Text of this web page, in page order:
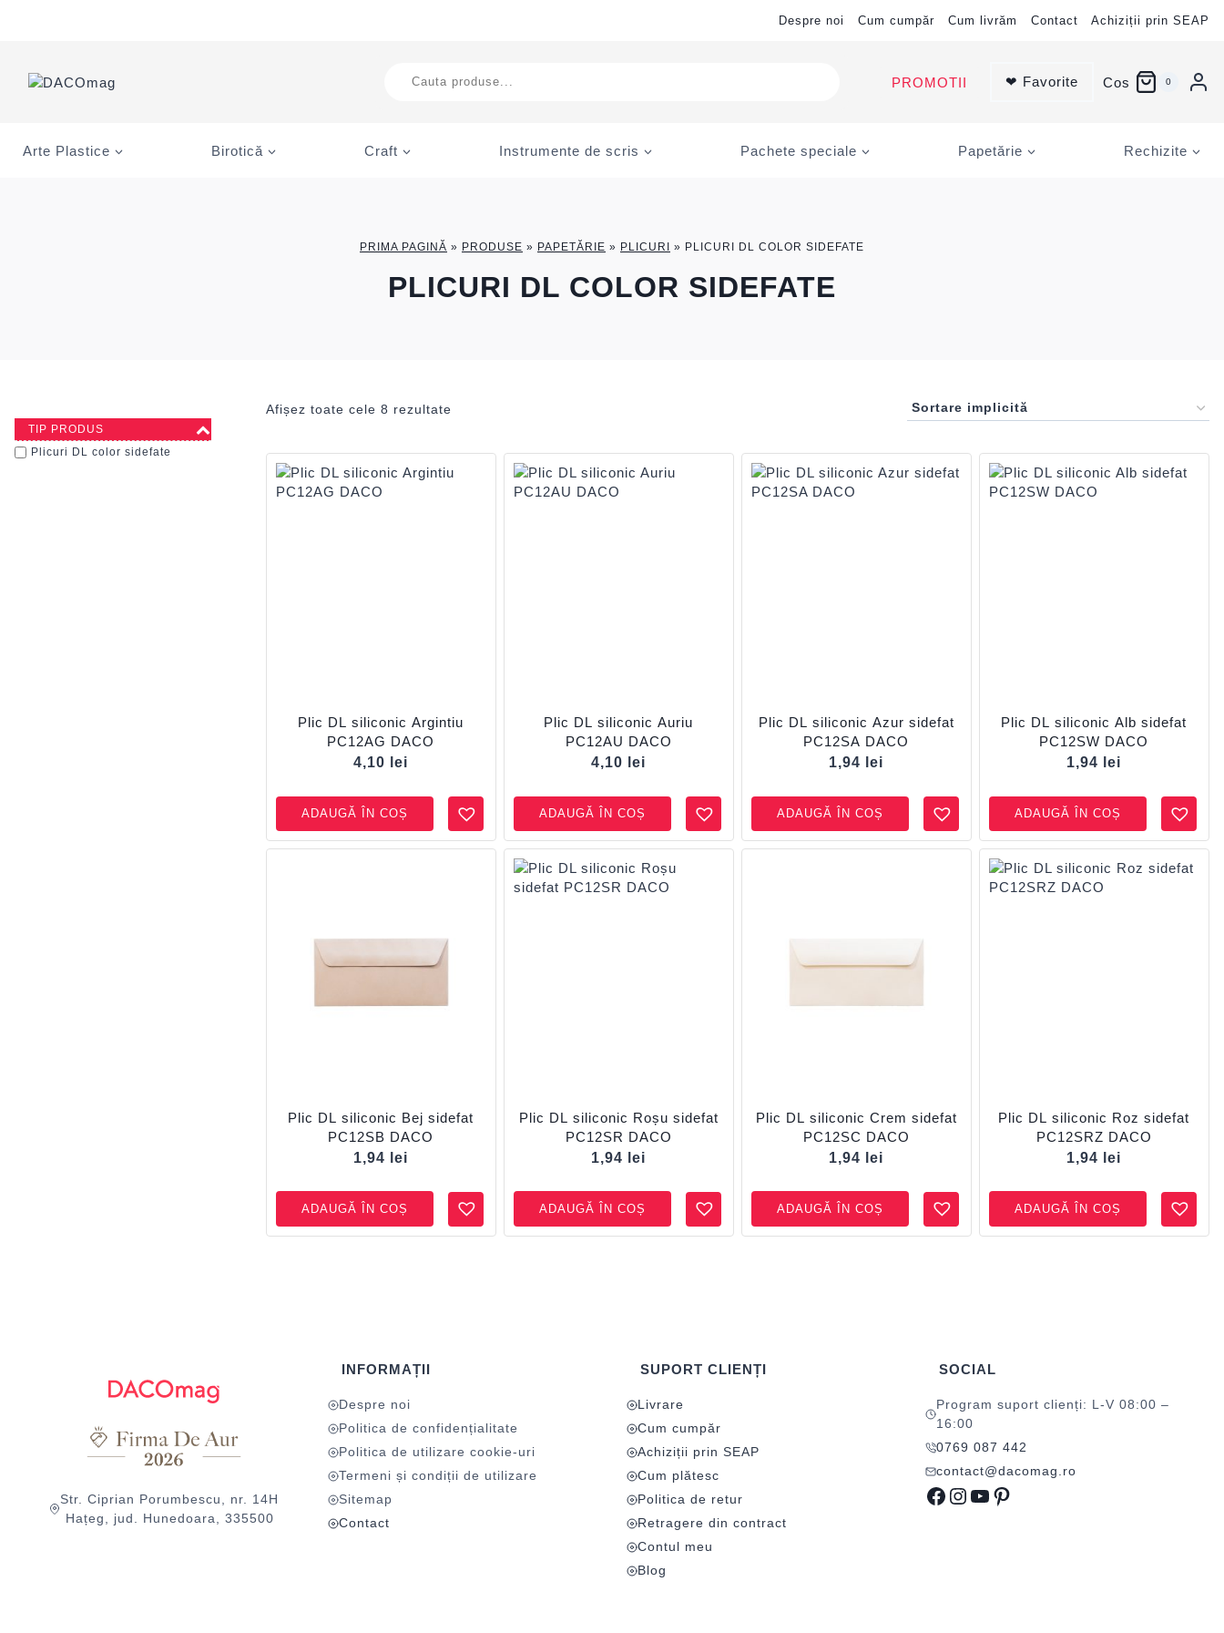
Despre noi Cum cumpăr Cum livrăm Contact Achiziții prin SEAP
search
PROMOTII ❤ Favorite Cos 0
Arte Plastice Birotică Craft Instrumente de scris Pachete speciale Papetărie Rechizite
PRIMA PAGINĂ » PRODUSE » PAPETĂRIE » PLICURI » PLICURI DL COLOR SIDEFATE
PLICURI DL COLOR SIDEFATE
Afișez toate cele 8 rezultate
Plic DL siliconic Argintiu
PC12AG DACO
4,10
lei
ADAUGĂ ÎN COȘ
Plic DL siliconic Auriu
PC12AU DACO
4,10
lei
ADAUGĂ ÎN COȘ
Plic DL siliconic Azur sidefat
PC12SA DACO
1,94
lei
ADAUGĂ ÎN COȘ
Plic DL siliconic Alb sidefat
PC12SW DACO
1,94
lei
ADAUGĂ ÎN COȘ
Plic DL siliconic Bej sidefat
PC12SB DACO
1,94
lei
ADAUGĂ ÎN COȘ
Plic DL siliconic Roșu sidefat
PC12SR DACO
1,94
lei
ADAUGĂ ÎN COȘ
Plic DL siliconic Crem sidefat
PC12SC DACO
1,94
lei
ADAUGĂ ÎN COȘ
Plic DL siliconic Roz sidefat
PC12SRZ DACO
1,94
lei
ADAUGĂ ÎN COȘ
TIP PRODUS
Plicuri DL color sidefate
Str. Ciprian Porumbescu, nr. 14H
Hațeg, jud. Hunedoara, 335500
INFORMAȚII
Despre noi
Politica de confidențialitate
Politica de utilizare cookie-uri
Termeni și condiții de utilizare
Sitemap
Contact
SUPORT CLIENȚI
Livrare
Cum cumpăr
Achiziții prin SEAP
Cum plătesc
Politica de retur
Retragere din contract
Contul meu
Blog
SOCIAL
Program suport clienți: L-V 08:00 –
16:00
0769 087 442
contact@dacomag.ro
Facebook
Instagram
YouTube
Pinterest